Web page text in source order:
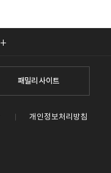
패밀리 사이트
개인정보처리방침